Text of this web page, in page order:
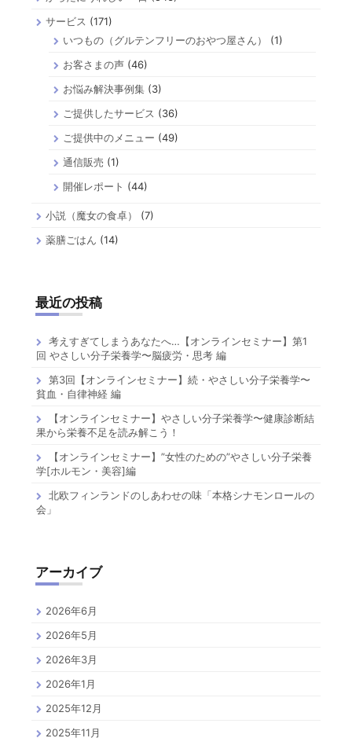
サービス (171)
いつもの（グルテンフリーのおやつ屋さん）
(1)
お客さまの声 (46)
お悩み解決事例集 (3)
ご提供したサービス (36)
ご提供中のメニュー (49)
通信販売 (1)
開催レポート (44)
小説（魔女の食卓）
(7)
薬膳ごはん (14)
最近の投稿
考えすぎてしまうあなたへ…【オンラインセミナー】第1
回 やさしい分子栄養学〜脳疲労・思考 編
第3回【オンラインセミナー】続・やさしい分子栄養学〜
貧血・自律神経 編
【オンラインセミナー】やさしい分子栄養学〜健康診断結
果から栄養不足を読み解こう！
【オンラインセミナー】”女性のための”やさしい分子栄養
学[ホルモン・美容]編
北欧フィンランドのしあわせの味「本格シナモンロールの
会」
アーカイブ
2026年6月
2026年5月
2026年3月
2026年1月
2025年12月
2025年11月